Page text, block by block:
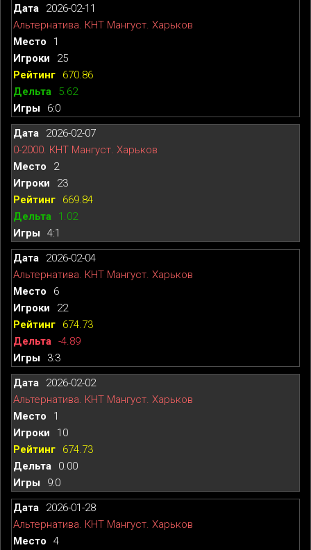
2026-02-11
Альтернатива. КНТ Мангуст. Харьков
1
25
670.86
5.62
6:0
2026-02-07
0-2000. КНТ Мангуст. Харьков
2
23
669.84
1.02
4:1
2026-02-04
Альтернатива. КНТ Мангуст. Харьков
6
22
674.73
-4.89
3:3
2026-02-02
Альтернатива. КНТ Мангуст. Харьков
1
10
674.73
0.00
9:0
2026-01-28
Альтернатива. КНТ Мангуст. Харьков
4